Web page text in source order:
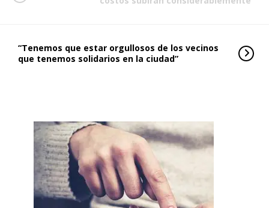
“Tenemos que estar orgullosos de los vecinos
que tenemos solidarios en la ciudad”